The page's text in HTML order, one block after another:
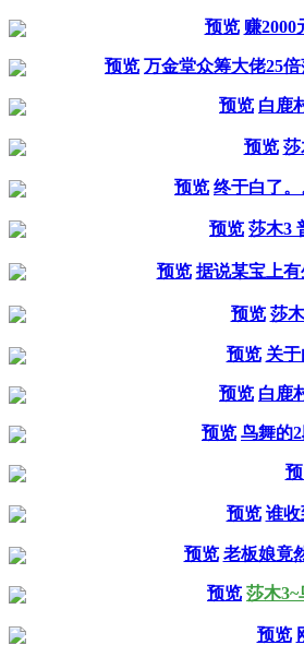
预览 赚
预览 万金堂众筹大佬25
预览 白鹿
预览 莎
预览 终于白了。
预览 莎木3
预览 据说某宝上
预览 莎
预览 关
预览 白鹿
预览 鸟舞的
预览 谁收
预览 老板娘竟
预览 莎木
预览